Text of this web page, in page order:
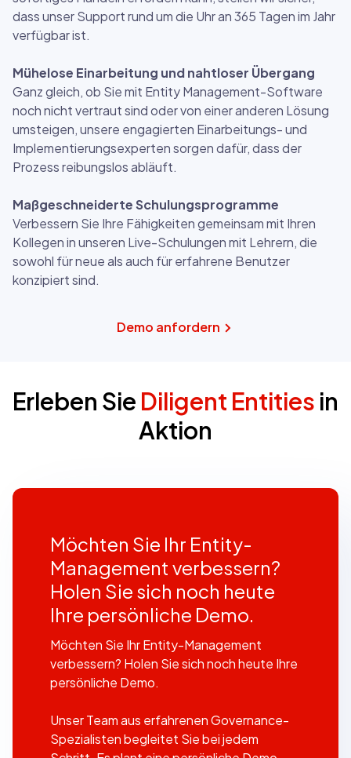
dass unser Support rund um die Uhr an 365 Tagen im Jahr
verfügbar ist. ​
Mühelose Einarbeitung und nahtloser Übergang​
Ganz gleich, ob Sie mit Entity Management-Software
noch nicht vertraut sind oder von einer anderen Lösung
umsteigen, unsere engagierten Einarbeitungs- und
Implementierungsexperten sorgen dafür, dass der
Prozess reibungslos abläuft. ​
Maßgeschneiderte Schulungsprogramme​
Verbessern Sie Ihre Fähigkeiten gemeinsam mit Ihren
Kollegen in unseren Live-Schulungen mit Lehrern, die
sowohl für neue als auch für erfahrene Benutzer
konzipiert sind. ​
Demo anfordern
Erleben Sie Diligent Entities in
Aktion
Möchten Sie Ihr Entity-
Management verbessern?
Holen Sie sich noch heute
Ihre persönliche Demo.
Möchten Sie Ihr Entity-Management
verbessern? Holen Sie sich noch heute Ihre
persönliche Demo.
Unser Team aus erfahrenen Governance-
Spezialisten begleitet Sie bei jedem